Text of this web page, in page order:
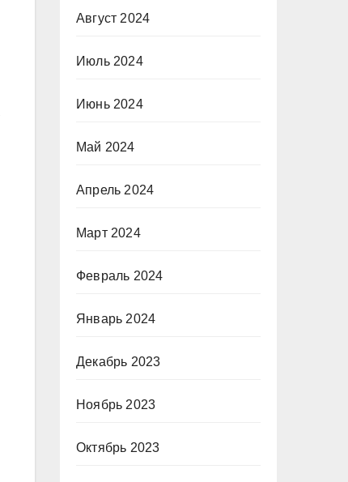
Август 2024
Июль 2024
Июнь 2024
Май 2024
Апрель 2024
Март 2024
Февраль 2024
Январь 2024
Декабрь 2023
Ноябрь 2023
Октябрь 2023